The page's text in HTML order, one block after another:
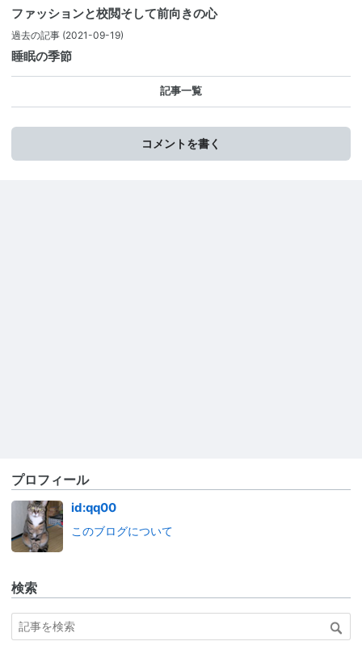
ファッションと校閲そして前向きの心
過去の記事 (2021-09-19)
睡眠の季節
記事一覧
コメントを書く
プロフィール
id:qq00
このブログについて
検索